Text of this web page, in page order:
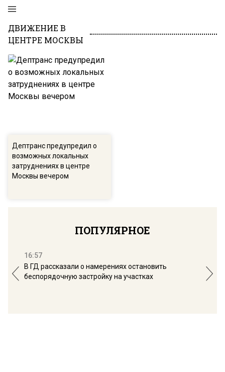
ДВИЖЕНИЕ В
ЦЕНТРЕ МОСКВЫ
Дептранс предупредил о
возможных локальных
затруднениях в центре
Москвы вечером
ПОПУЛЯРНОЕ
16:57
В ГД рассказали о намерениях остановить
беспорядочную застройку на участках